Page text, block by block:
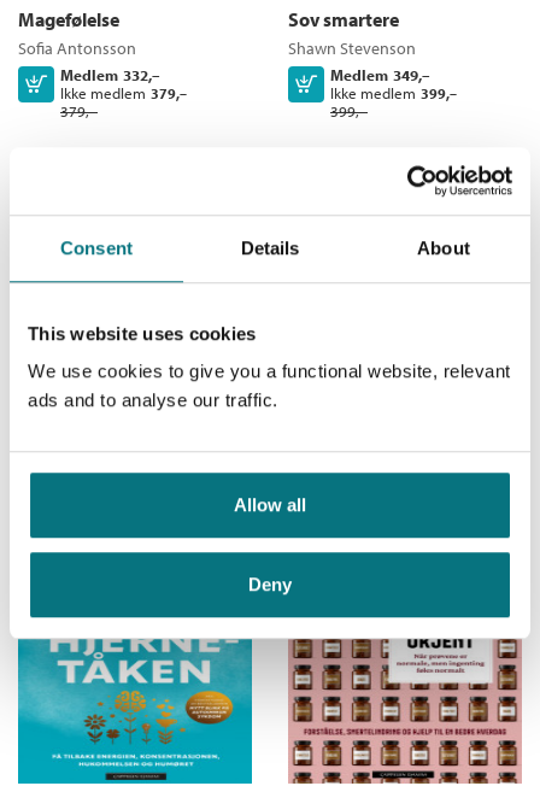
Consent Details About
This website uses cookies
We use cookies to give you a functional website, relevant
ads and to analyse our traffic.
Allow all
Deny
Magefølelse
Sofia Antonsson
Medlem 332,–
Ikke medlem 379,–
379,–
Kjøp
Sov smartere
Shawn Stevenson
Medlem 349,–
Ikke medlem 399,–
399,–
Kjøp
Å dykke etter sjøhester
Kjøp Kjøp